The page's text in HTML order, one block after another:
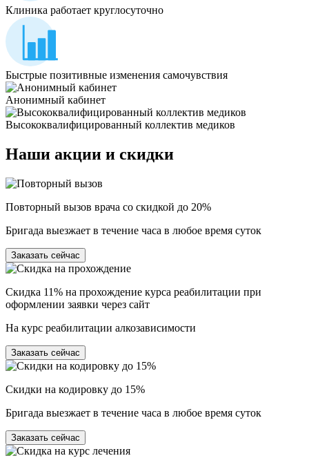
Клиника работает круглосуточно
Быстрые позитивные изменения самочувствия
Анонимный кабинет
Высококвалифицированный коллектив медиков
Наши акции и скидки
Повторный вызов врача со скидкой до 20%
Бригада выезжает в течение часа в любое время суток
Заказать сейчас
Скидка 11% на прохождение курса реабилитации при
оформлении заявки через сайт
На курс реабилитации алкозависимости
Заказать сейчас
Скидки на кодировку до 15%
Бригада выезжает в течение часа в любое время суток
Заказать сейчас